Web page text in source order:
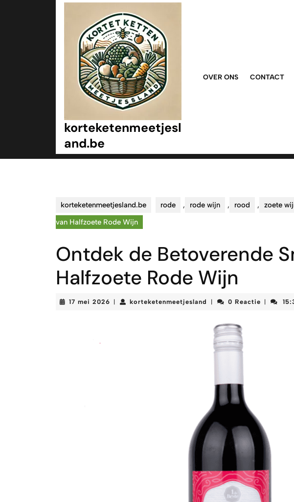
korteketenmeetjesl
and.be
OVER ONS CONTACT
korteketenmeetjesland.be rode , rode wijn , rood , zoete
van Halfzoete Rode Wijn
Ontdek de Betoverende
Halfzoete Rode Wijn
17 mei 2026 17
korteketenmeetjesland korteketenmeetjesland
0 Reactie